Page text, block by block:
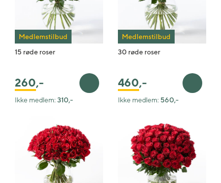
Medlemstilbud
15 røde roser
260,- Legg i handlekurv
Ikke medlem: 310,-
Medlemstilbud
30 røde roser
460,- Legg i
Ikke medlem: 560,-